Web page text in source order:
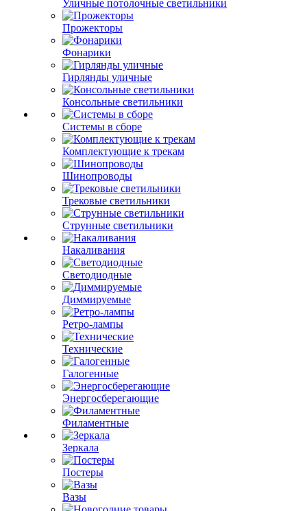
Уличные потолочные светильники
Прожекторы
Фонарики
Гирлянды уличные
Консольные светильники
Системы в сборе
Комплектующие к трекам
Шинопроводы
Трековые светильники
Струнные светильники
Накаливания
Светодиодные
Диммируемые
Ретро-лампы
Технические
Галогенные
Энергосберегающие
Филаментные
Зеркала
Постеры
Вазы